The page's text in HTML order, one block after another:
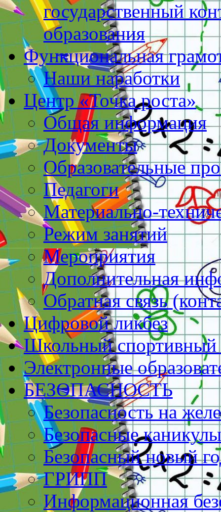
государственный
образования
Функциональная
Наши наработки
Центр «Точка роста»
Общая информация
Документы
Образовательные
Педагоги
Материально-
Режим занятий
Мероприятия
Дополнительная
Обратная связь
Цифровой ликбез
Школьный спортивный
Электронные
БЕЗОПАСНОСТЬ
Безопасность на
Безопасные
Безопасный новый
ГРИПП
Информационная